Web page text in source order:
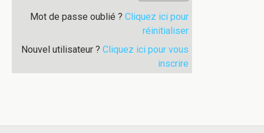
Mot de passe oublié ? Cliquez ici pour
réinitialiser
Nouvel utilisateur ? Cliquez ici pour vous
inscrire